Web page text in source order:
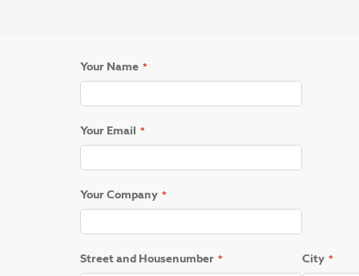
Your Name
Your Email
Your Company
Street and Housenumber City